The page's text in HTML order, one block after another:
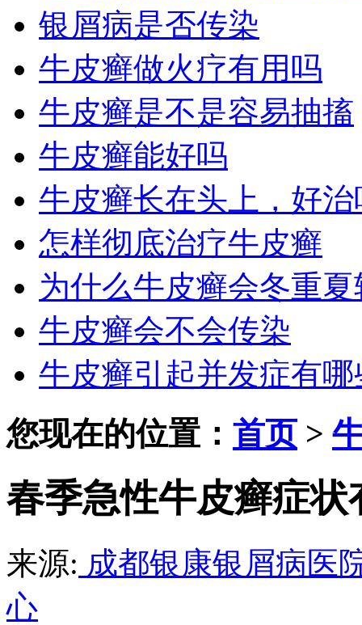
银屑病是否传染
牛皮癣做火疗有用吗
牛皮癣是不是容易抽搐
牛皮癣能好吗
牛皮癣长在头上，好治
怎样彻底治疗牛皮癣
为什么牛皮癣会冬重夏
牛皮癣会不会传染
牛皮癣引起并发症有哪
您现在的位置： 首页>
春季急性牛皮癣症状
来源: 成都银康银屑病医
心